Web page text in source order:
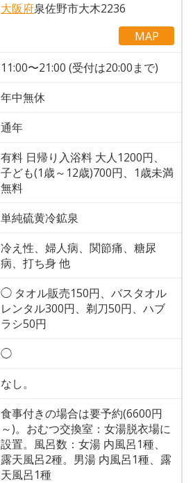
大阪府泉佐野市大木2236
MAP
11:00〜21:00 (受付は20:00まで)
年中無休
通年
有料 日帰り入浴料 大人1200円、
子ども(1歳～12歳)700円、1歳未満
無料
単純硫黄冷鉱泉
冷え性、婦人病、関節痛、糖尿
病、打ち身 他
◯ タオル販売150円、バスタオル
レンタル300円、剃刀50円、ハブ
ラシ50円
◯
なし。
食事付きの場合は要予約(6600円
～)。おむつ交換室：女湯脱衣場に
設置。風呂数：女湯 内風呂1種、
露天風呂2種。男湯 内風呂1種、露
天風呂1種